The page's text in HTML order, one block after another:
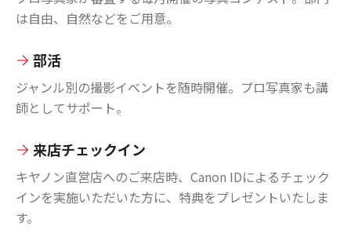
は自由、自然などをご用意。
部活
ジャンル別の撮影イベントを随時開催。プロ写真家も講
師としてサポート。
来店チェックイン
キヤノン直営店へのご来店時、Canon IDによるチェック
インを実施いただいた方に、特典をプレゼントいたしま
す。